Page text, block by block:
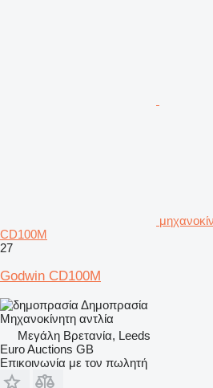
CD100M
27
Godwin CD100M
Δημοπρασία
Μηχανοκίνητη αντλία
Μεγάλη Βρετανία, Leeds
Euro Auctions GB
Επικοινωνία με τον πωλητή